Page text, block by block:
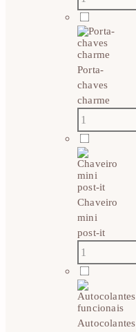
Porta-
chaves
charme
Chaveiro
mini
post-it
Autocolantes